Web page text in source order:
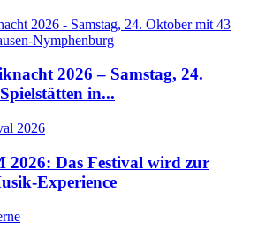
2026 – Samstag, 24.
in...
2026: Das Festival wird zur
Experience